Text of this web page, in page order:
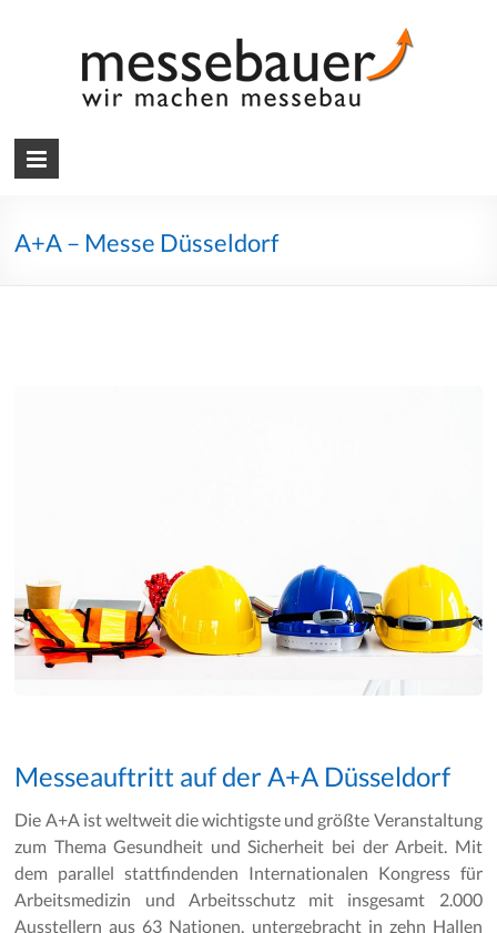
Messebauer
Wir
machen
A+A – Messe Düsseldorf
Messeauftritt auf der A+A Düsseldorf
Die A+A ist weltweit die wichtigste und größte Veranstaltung
zum Thema Gesundheit und Sicherheit bei der Arbeit. Mit
dem parallel stattfindenden Internationalen Kongress für
Arbeitsmedizin und Arbeitsschutz mit insgesamt 2.000
Ausstellern aus 63 Nationen, untergebracht in zehn Hallen